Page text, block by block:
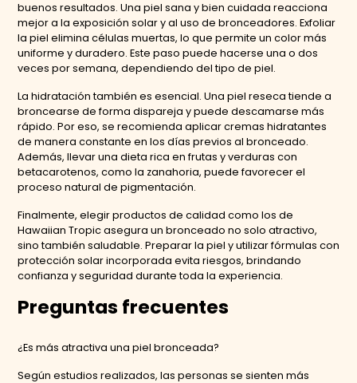
buenos resultados. Una piel sana y bien cuidada reacciona
mejor a la exposición solar y al uso de bronceadores. Exfoliar
la piel elimina células muertas, lo que permite un color más
uniforme y duradero. Este paso puede hacerse una o dos
veces por semana, dependiendo del tipo de piel.
La hidratación también es esencial. Una piel reseca tiende a
broncearse de forma dispareja y puede descamarse más
rápido. Por eso, se recomienda aplicar cremas hidratantes
de manera constante en los días previos al bronceado.
Además, llevar una dieta rica en frutas y verduras con
betacarotenos, como la zanahoria, puede favorecer el
proceso natural de pigmentación.
Finalmente, elegir productos de calidad como los de
Hawaiian Tropic asegura un bronceado no solo atractivo,
sino también saludable. Preparar la piel y utilizar fórmulas con
protección solar incorporada evita riesgos, brindando
confianza y seguridad durante toda la experiencia.
Preguntas frecuentes
¿Es más atractiva una piel bronceada?
Según estudios realizados, las personas se sienten más